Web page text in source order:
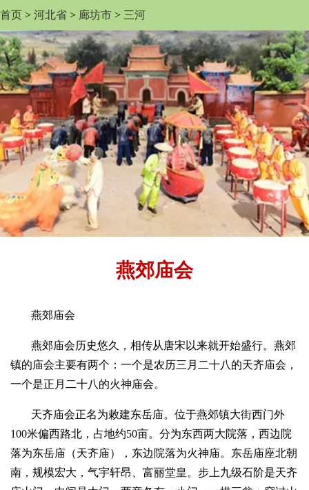
首页 > 河北省 > 廊坊市 > 三河
燕郊庙会
燕郊庙会
燕郊庙会历史悠久，相传从唐宋以来就开始盛行。燕郊
镇的庙会主要有两个：一个是农历三月二十八的天齐庙会，
一个是正月二十八的火神庙会。
天齐庙会正名为敕建东岳庙。位于燕郊镇大街西门外
100米偏西路北，占地约50亩。分为东西两大院落，西边院
落为东岳庙（天齐庙），东边院落为火神庙。东岳庙座北朝
南，规模宏大，气宇轩昂、富丽堂皇。步上九级石阶是天齐